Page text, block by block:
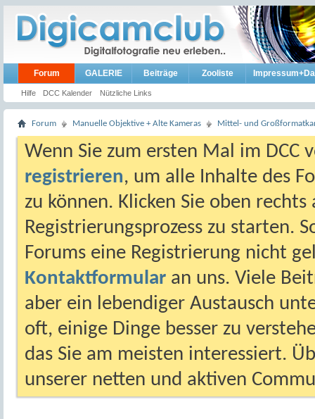
Forum
Hilfe DCC Kalender Nützliche Links
GALERIE Beiträge Zooliste
Forum Manuelle Objektive + Alte Kameras Mittel- und
Wenn Sie zum ersten Mal im DCC
registrieren, um alle Inhalte des
zu können. Klicken Sie oben
Registrierungsprozess zu starten.
Forums eine Registrierung nicht
Kontaktformular an uns. Viele
aber ein lebendiger Austausch
oft, einige Dinge besser zu
das Sie am meisten interessiert.
unserer netten und aktiven